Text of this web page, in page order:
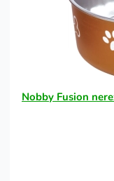
Nobby Fusion